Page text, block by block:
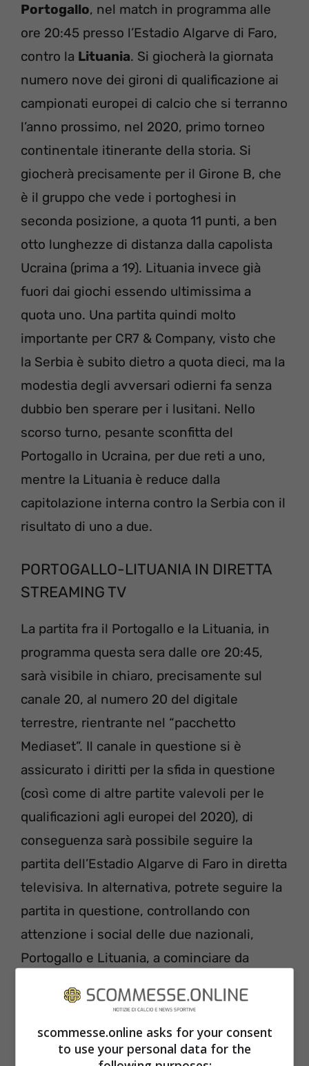
Portogallo, nel match in programma alle
ore 20:45 presso l’Estadio Algarve di Faro,
contro la Lituania. Si giocherà la giornata
numero nove dei gironi di qualificazione ai
campionati europei di calcio che si terranno
l’anno prossimo, nel 2020, primo torneo
continentale itinerante della storia. Si
giocherà precisamente per il Girone B, che
è il gruppo che vede i portoghesi in
seconda posizione, a quota 11 punti, a ben
otto lunghezze di distanza dalla capolista
Ucraina (prima a 19). Lituania invece già
fuori dai giochi essendo ultimissima a
quota uno. Una partita quindi molto
importante per CR7 & Company, visto che
la Serbia è subito dietro a quota dieci, ma la
modestia degli avversari odierni fa senza
dubbio ben sperare per i lusitani. Nello
scorso turno, pesante sconfitta del
Portogallo in Ucraina, per due reti a uno,
mentre la Lituania è reduce dalla
capitolazione interna contro la Serbia con il
risultato di uno a due.
PORTOGALLO-LITUANIA IN DIRETTA
STREAMING TV
La partita fra il Portogallo e la Lituania, in
programma questa sera dalle ore 20:45,
sarà visibile in chiaro, precisamente sul
canale 20, al numero 20 del digitale
terrestre, rientrante nel “pacchetto
Mediaset”. Il canale in questione si è
assicurato i diritti per la sfida in questione
(così come di altre partite valevoli per le
qualificazioni agli europei del 2020), di
conseguenza sarà possibile seguire la
partita dell’Estadio Algarve di Faro in diretta
televisiva. In alternativa, potrete seguire la
partita in questione, controllando con
attenzione i social delle due nazionali,
Portogallo e Lituania, a cominciare da
verranno pubblicati aggiornamenti sul
risultato dell’incontro. Consigliabile da
seguire anche le pagine ufficiali della Uefa.
scommesse.online asks for your consent
to use your personal data for the